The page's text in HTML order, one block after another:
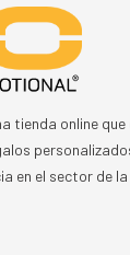
tienda online
en el sector de